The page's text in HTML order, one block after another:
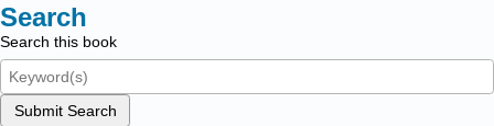
Search
Search this book
Submit Search